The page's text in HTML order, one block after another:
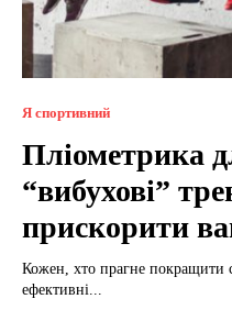
Я спортивний
Пліометрика
“вибухові”
прискорити
Кожен, хто прагне покращити
ефективні...